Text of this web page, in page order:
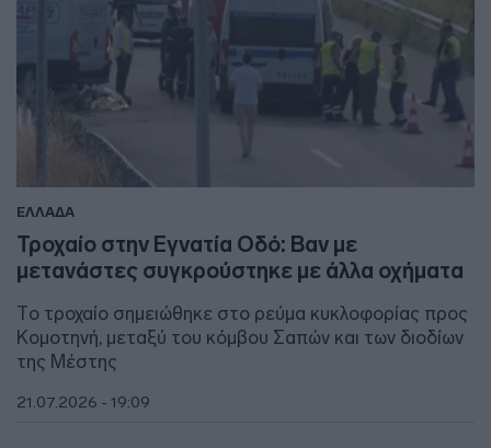
ΕΛΛΑΔΑ
Τροχαίο στην Εγνατία Οδό: Βαν με
μετανάστες συγκρούστηκε με άλλα οχήματα
Tο τροχαίο σημειώθηκε στο ρεύμα κυκλοφορίας προς
Κομοτηνή, μεταξύ του κόμβου Σαπών και των διοδίων
της Μέστης
21.07.2026 - 19:09